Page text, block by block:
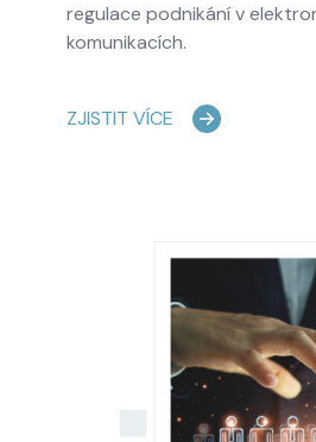
regulace podnikání v
komunikacích.
ZJISTIT VÍCE